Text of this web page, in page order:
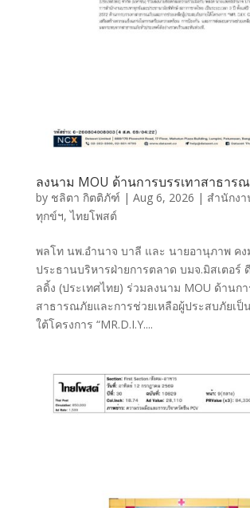
ลงนาม MOU ด้านการบรรเทาสาธาร
by ชลิตา กิตติภัฑ์ | Aug 6, 2026 | สำนักงา
ทุกข์ฯ,ไทยโพสต์
พลโท นพ.อำนาจ บาลี และ นายอานุภาพ คง
ประธานบริหารฝ่ายการตลาด บมจ.มิสเตอร์
ลดิ้ง (ประเทศไทย) ร่วมลงนาม MOU ด้านกา
สาธารณภัยและการช่วยเหลือผู้ประสบภัยเป็
ใต้โครงการ “MR.D.I.Y....